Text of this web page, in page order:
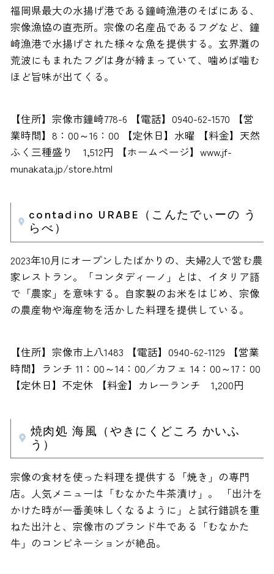
福岡県最大の水揚げ港である鐘崎漁港のそばにある、
宗像漁協の直売所。宗像の名産品であるフグなど、鐘
崎漁港で水揚げされた様々な魚を提供する。玄界灘の
荒波にもまれたフグは身が締まっていて、噛めば噛む
ほど旨味が出てくる。
【住所】宗像市鐘崎778-6 【電話】0940-62-1570 【営
業時間】8：00～16：00 【定休日】水曜 【料金】天然
ふく三種盛り 1,512円 【ホームページ】www.jf-
munakata.jp/store.html
contadino URABE（こんたでぃーの う
らべ）
2023年10月にオープンしたばかりの、夫婦2人で営む農
家レストラン。「コンタディーノ」とは、イタリア語
で「農家」を意味する。自家製のお米をはじめ、宗像
の農産物や海産物を活かした料理を提供している。
【住所】宗像市上八1483 【電話】0940-62-1129 【営業
時間】ランチ 11：00～14：00／カフェ 14：00～17：00
【定休日】不定休 【料金】カレーランチ 1,200円
焼肉処 海風（やきにくどころ かいふ
う）
宗像の食材を使った料理を提供する「焼き」の専門
店。人気メニューは「むなかた牛茶漬け」。 「出汁を
かけた時が一番美味しくなるように」と試行錯誤を重
ねた出汁と、宗像市のブランド牛である「むなかた
牛」のコンビネーションが絶品。